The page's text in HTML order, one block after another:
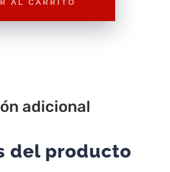
AL CARRITO
adicional
del producto